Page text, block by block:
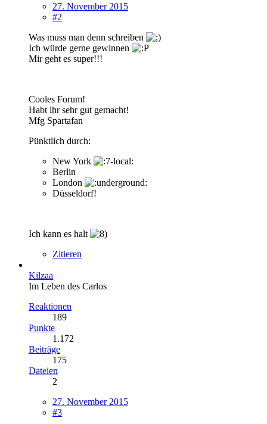
27. November 2015
#2
Was muss man denn schreiben
Ich würde gerne gewinnen
Mir geht es super!!!
Cooles Forum!
Habt ihr sehr gut gemacht!
Mfg Spartafan
Pünktlich durch:
New York
Berlin
London
Düsseldorf!
Ich kann es halt
Zitieren
Kilzaa
Im Leben des Carlos
Reaktionen
189
Punkte
1.172
Beiträge
175
Dateien
2
27. November 2015
#3